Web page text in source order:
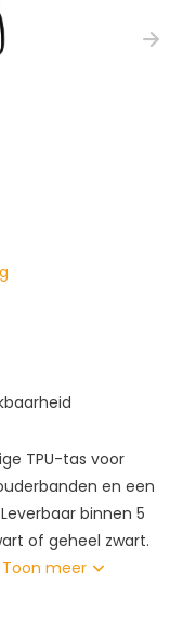
TPU-tas voor
en een
binnen 5
of geheel zwart.
Toon meer